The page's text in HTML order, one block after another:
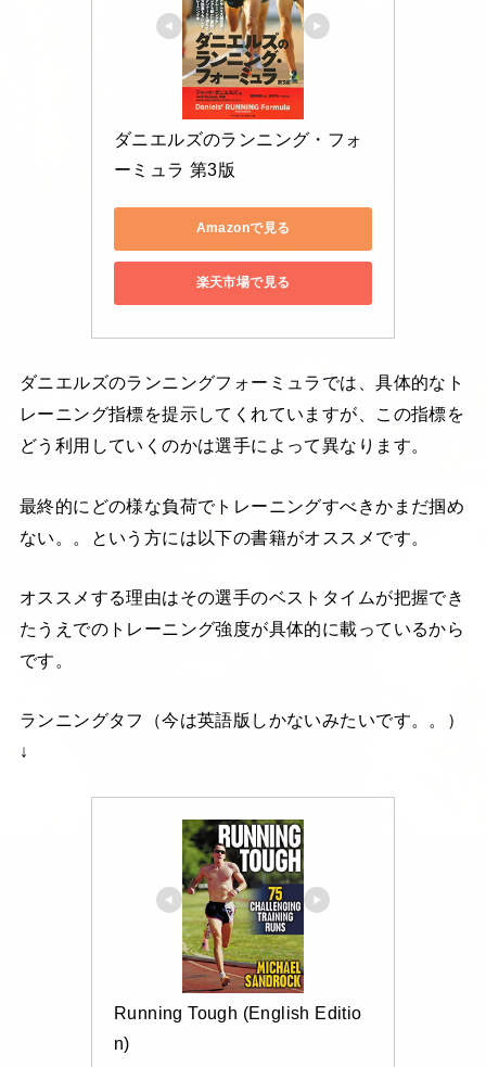
ダニエルズのランニング・フォ
ーミュラ 第3版
Amazonで見る
楽天市場で見る
ダニエルズのランニングフォーミュラでは、具体的なト
レーニング指標を提示してくれていますが、この指標を
どう利用していくのかは選手によって異なります。
最終的にどの様な負荷でトレーニングすべきかまだ掴め
ない。。という方には以下の書籍がオススメです。
オススメする理由はその選手のベストタイムが把握でき
たうえでのトレーニング強度が具体的に載っているから
です。
ランニングタフ（今は英語版しかないみたいです。。）
↓
Running Tough (English Editio
n)